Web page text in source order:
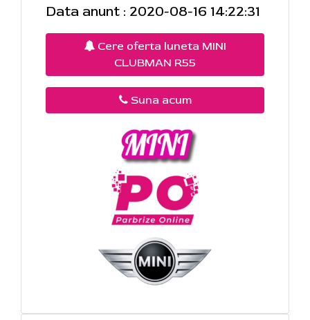
Data anunt : 2020-08-16 14:22:31
Cere oferta luneta MINI
CLUBMAN R55
Suna acum